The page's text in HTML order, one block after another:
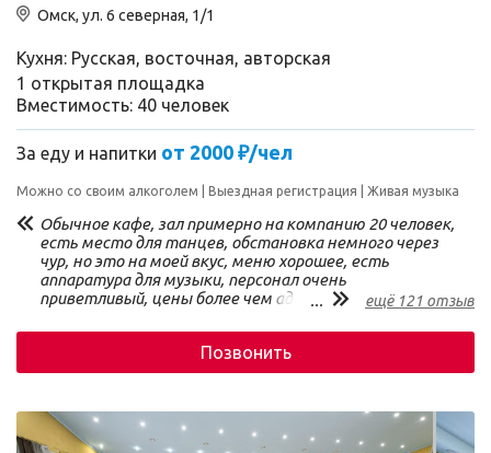
Омск, ул. 6 северная, 1/1
Кухня: Русская, восточная, авторская
1 открытая площадка
Вместимость: 40 человек
За еду и напитки от 2000 ₽/чел
Можно со своим алкоголем Выездная регистрация Живая музыка
Обычное кафе, зал примерно на компанию 20 человек,
есть место для танцев, обстановка немного через
чур, но это на моей вкус, меню хорошее, есть
аппаратура для музыки, персонал очень
приветливый, цены более чем адекватные. Я бы
небольшую свадьбу. Найти можно не с первого раза))
А так все отлично. В принципе, если хотите
бюджетно, и в центре, то туда идеально. Есть
водой.
... ещё 121 отзыв
Позвонить